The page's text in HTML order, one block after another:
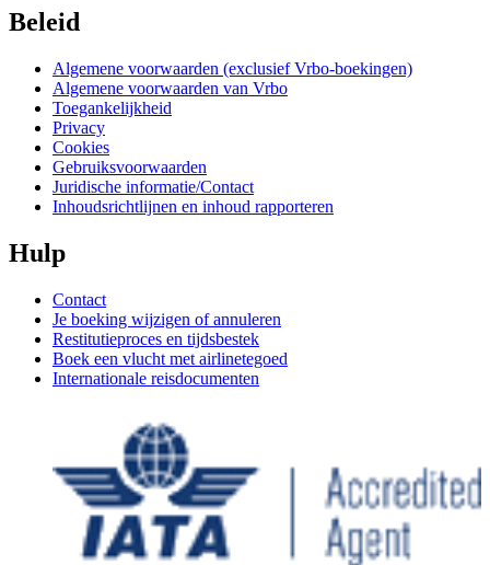
Beleid
Algemene voorwaarden (exclusief Vrbo-boekingen)
Algemene voorwaarden van Vrbo
Toegankelijkheid
Privacy
Cookies
Gebruiksvoorwaarden
Juridische informatie/Contact
Inhoudsrichtlijnen en inhoud rapporteren
Hulp
Contact
Je boeking wijzigen of annuleren
Restitutieproces en tijdsbestek
Boek een vlucht met airlinetegoed
Internationale reisdocumenten